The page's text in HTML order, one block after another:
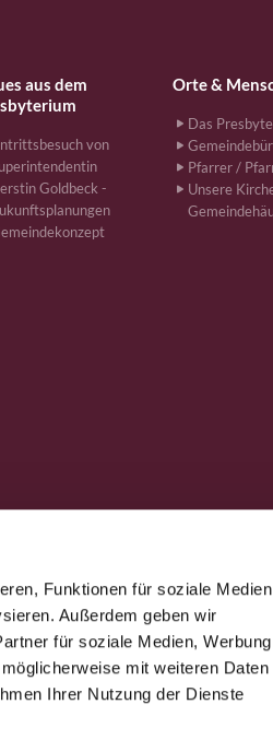
Funktionen für soziale Medien
Außerdem geben wir
für soziale Medien, Werbung
mit weiteren Daten
Ihrer Nutzung der Dienste
aus dem
von
Goldbeck -
Orte &
Das
Pfarrer /
Unsere
ham-kg-
Impressum